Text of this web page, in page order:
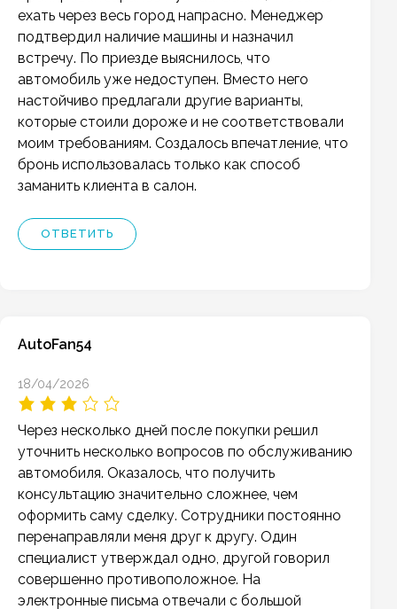
ехать через весь город напрасно. Менеджер
подтвердил наличие машины и назначил
встречу. По приезде выяснилось, что
автомобиль уже недоступен. Вместо него
настойчиво предлагали другие варианты,
которые стоили дороже и не соответствовали
моим требованиям. Создалось впечатление, что
бронь использовалась только как способ
заманить клиента в салон.
ОТВЕТИТЬ
AutoFan54
18/04/2026
Через несколько дней после покупки решил
уточнить несколько вопросов по обслуживанию
автомобиля. Оказалось, что получить
консультацию значительно сложнее, чем
оформить саму сделку. Сотрудники постоянно
перенаправляли меня друг к другу. Один
специалист утверждал одно, другой говорил
совершенно противоположное. На
электронные письма отвечали с большой